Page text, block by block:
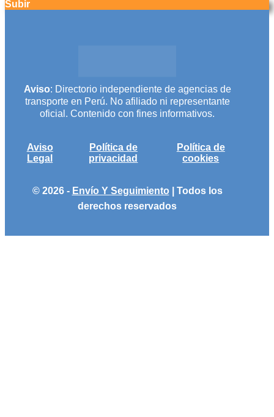
Subir
Aviso: Directorio independiente de agencias de
transporte en Perú. No afiliado ni representante
oficial. Contenido con fines informativos.
Aviso
Legal
Política de
privacidad
Política de
cookies
© 2026 - Envío Y Seguimiento | Todos los
derechos reservados